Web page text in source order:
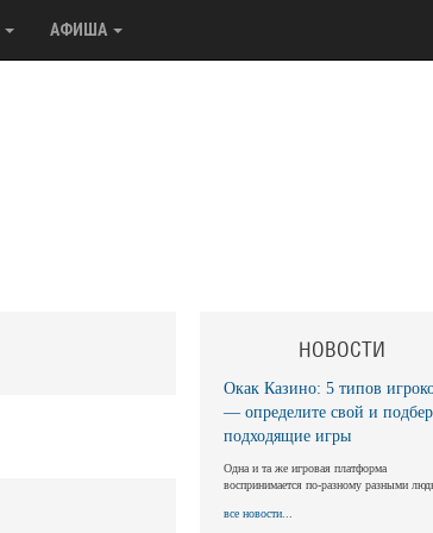
АФИША
НОВОСТИ
Окак Казино: 5 типов
— определите свой и
подходящие игры
Одна и та же игровая платформа
воспринимается по-разному разными
все новости...